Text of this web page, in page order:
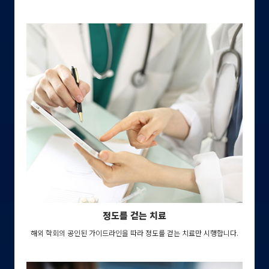
정도를 걷는 치료
해외 학회의 공인된 가이드라인을 따라 정도를 걷는 치료만 시행합니다.